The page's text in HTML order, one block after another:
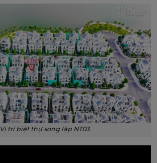
Xem toàn màn hình
Vị trí biệt thự song lập NT03